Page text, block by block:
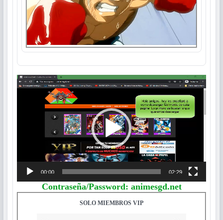
Reproductor
de
00:00 02:29
Contraseña/Password: animesgd.net
SOLO MIEMBROS VIP